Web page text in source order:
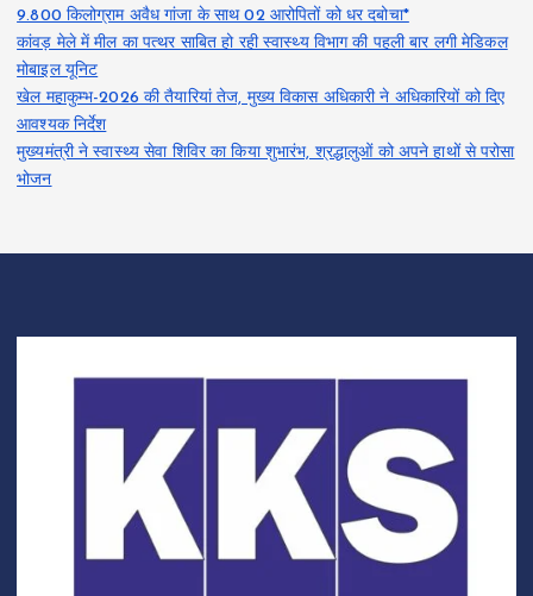
9.800 किलोग्राम अवैध गांजा के साथ 02 आरोपितों को धर दबोचा*
कांवड़ मेले में मील का पत्थर साबित हो रही स्वास्थ्य विभाग की पहली बार लगी मेडिकल
मोबाइल यूनिट
खेल महाकुम्भ-2026 की तैयारियां तेज, मुख्य विकास अधिकारी ने अधिकारियों को दिए
आवश्यक निर्देश
मुख्यमंत्री ने स्वास्थ्य सेवा शिविर का किया शुभारंभ, श्रद्धालुओं को अपने हाथों से परोसा
भोजन